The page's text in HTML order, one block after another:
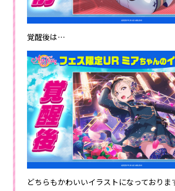
覚醒後は…
どちらもかわいいイラストになっておりま